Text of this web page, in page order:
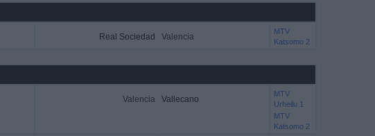
Real Sociedad Valencia
MTV
Katsomo 2
Valencia Vallecano
MTV
Urheilu 1
MTV
Katsomo 2